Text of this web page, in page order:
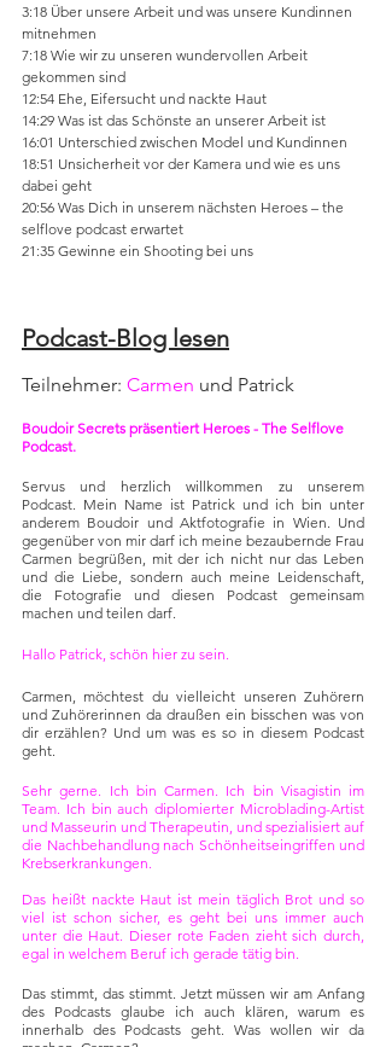
3:18 Über unsere Arbeit und was unsere Kundinnen
mitnehmen
7:18 Wie wir zu unseren wundervollen Arbeit
gekommen sind
12:54 Ehe, Eifersucht und nackte Haut
14:29 Was ist das Schönste an unserer Arbeit ist
16:01 Unterschied zwischen Model und Kundinnen
18:51 Unsicherheit vor der Kamera und wie es uns
dabei geht
20:56 Was Dich in unserem nächsten Heroes – the
selflove podcast erwartet
21:35 Gewinne ein Shooting bei uns
Podcast-Blog lesen
Teilnehmer: Carmen und Patrick
Boudoir Secrets präsentiert Heroes - The Selflove
Podcast.
Servus und herzlich willkommen zu unserem
Podcast. Mein Name ist Patrick und ich bin unter
anderem Boudoir und Aktfotografie in Wien. Und
gegenüber von mir darf ich meine bezaubernde Frau
Carmen begrüßen, mit der ich nicht nur das Leben
und die Liebe, sondern auch meine Leidenschaft,
die Fotografie und diesen Podcast gemeinsam
machen und teilen darf.
Hallo Patrick, schön hier zu sein.
Carmen, möchtest du vielleicht unseren Zuhörern
und Zuhörerinnen da draußen ein bisschen was von
dir erzählen? Und um was es so in diesem Podcast
geht.
Sehr gerne. Ich bin Carmen. Ich bin Visagistin im
Team. Ich bin auch diplomierter Microblading-Artist
und Masseurin und Therapeutin, und spezialisiert auf
die Nachbehandlung nach Schönheitseingriffen und
Krebserkrankungen.
Das heißt nackte Haut ist mein täglich Brot und so
viel ist schon sicher, es geht bei uns immer auch
unter die Haut. Dieser rote Faden zieht sich durch,
egal in welchem Beruf ich gerade tätig bin.
Das stimmt, das stimmt. Jetzt müssen wir am Anfang
des Podcasts glaube ich auch klären, warum es
innerhalb des Podcasts geht. Was wollen wir da